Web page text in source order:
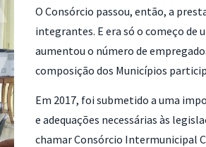
O Consórcio passou, então, a
integrantes. E era só o começo de
aumentou o número de
composição dos Municípios
Em 2017, foi submetido a uma
e adequações necessárias às
chamar Consórcio Intermunicipal